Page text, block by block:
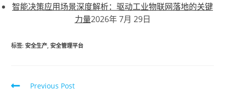
智能决策应用场景深度解析：驱动工业物联网落地的关键
力量2026年 7月 29日
标签:安全生产 安全管理平台
Previous Post